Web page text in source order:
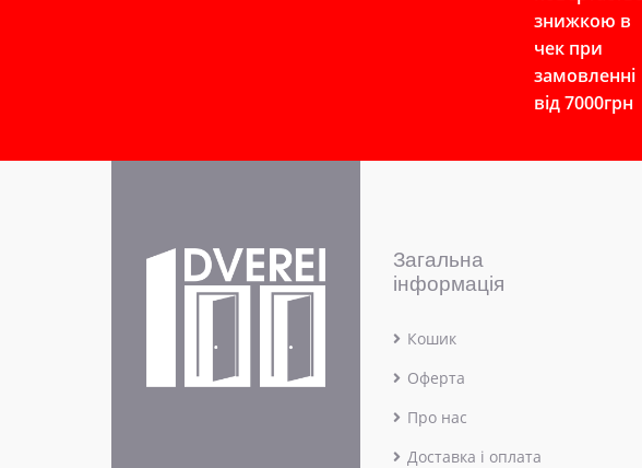
знижкою в
чек при
замовленні
від 7000грн
Загальна
інформація
Кошик
Оферта
Про нас
Доставка і оплата